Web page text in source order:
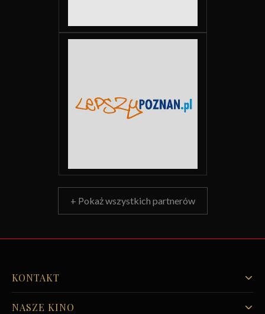
+ Pokaż wszystkich partnerów
KONTAKT
NASZE KINO